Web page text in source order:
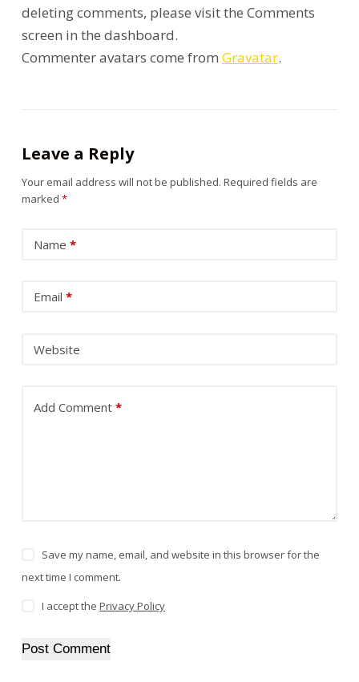
deleting comments, please visit the Comments
screen in the dashboard.
Commenter avatars come from Gravatar.
Leave a Reply
Your email address will not be published. Required fields are
marked *
Name *
Email *
Website
Add Comment*
Save my name, email, and website in this browser for the
next time I comment.
I accept thePrivacy Policy
Post Comment